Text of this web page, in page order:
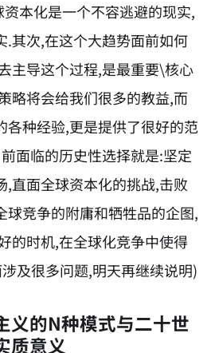
本化是一个不容逃避的现实,
.其次,在这个大趋势面前如何
主导这个过程,是最重要\核心
略将会给我们很多的教益,而
各种经验,更是提供了很好的范
面临的历史性选择就是:坚定
,直面全球资本化的挑战,击败
球竞争的附庸和牺牲品的企图,
的时机,在全球化竞争中使得
及很多问题,明天再继续说明)
义的N种模式与二十世
质意义